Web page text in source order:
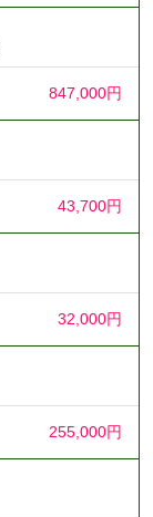
847,000円
43,700円
32,000円
255,000円